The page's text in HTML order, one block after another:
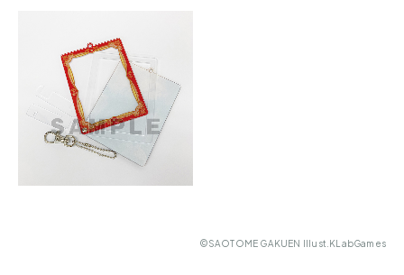
©SAOTOME GAKUEN Illust.KLabGames